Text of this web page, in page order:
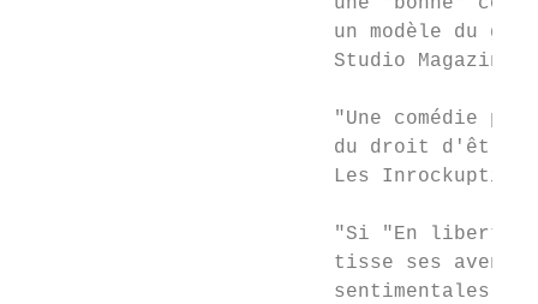
un modèle du
Studio Magazine
"Une comédie
du droit d'être
Les
"Si "En liberté
tisse ses
sentimentales